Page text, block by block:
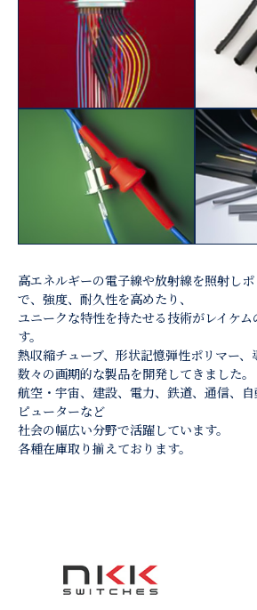
高エネルギーの電子線や放射線を照射し
で、強度、耐久性を高めたり、
ユニークな特性を持たせる技術がレイケ
す。
熱収縮チューブ、形状記憶弾性ポリマー
数々の画期的な製品を開発してきました。
航空・宇宙、建設、電力、鉄道、通信、
ピューターなど
社会の幅広い分野で活躍しています。
各種在庫取り揃えております。